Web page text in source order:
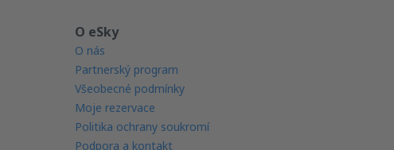
O eSky
O nás
Partnerský program
Všeobecné podmínky
Moje rezervace
Politika ochrany soukromí
Podpora a kontakt